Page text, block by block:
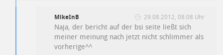
MikeInB 29.08.2012, 08:08 Uhr
Naja, der bericht auf der bsi seite ließt sich
meiner meinung nach jetzt nicht schlimmer als
vorherige^^